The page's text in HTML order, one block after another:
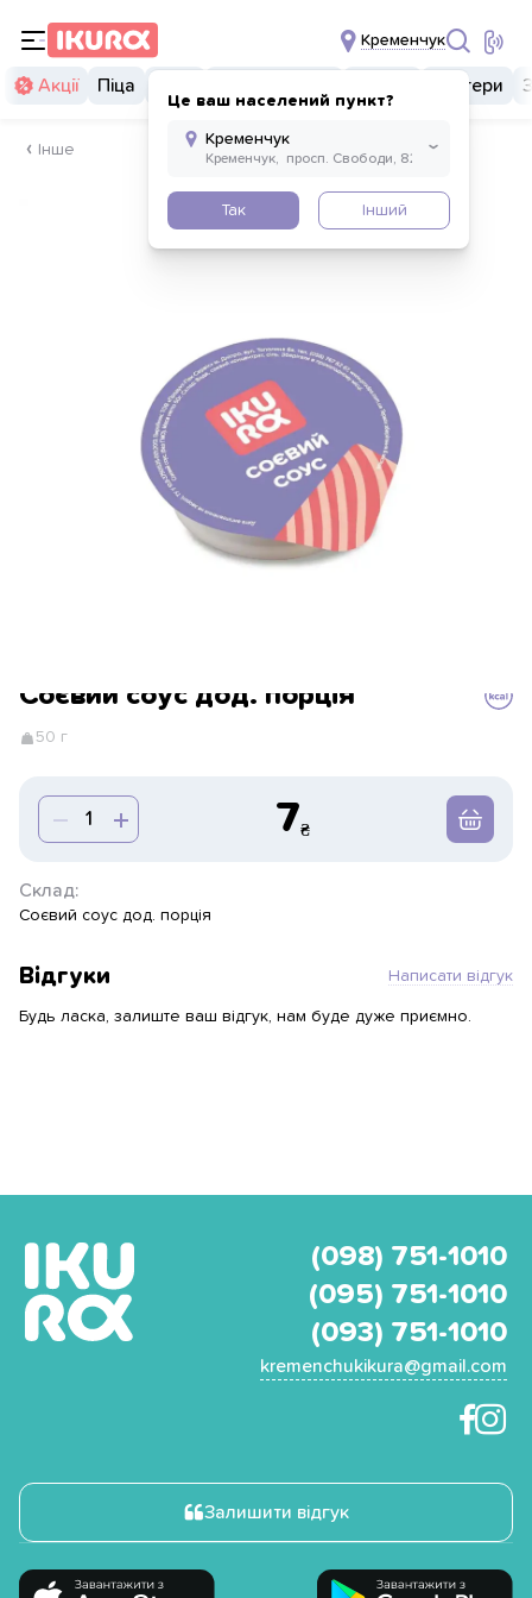
Кременчук
Це ваш населений пункт?
Так Інший
Акції Піца Бургери
Інше
Соєвий соус дод. порція
50 г
7
Склад:
Соєвий соус дод. порція
Відгуки Написати відгук
Будь ласка, залиште ваш відгук, нам буде дуже приємно.
(098) 751-1010
(095) 751-1010
(093) 751-1010
kremenchukikura@gmail.com
Залишити відгук